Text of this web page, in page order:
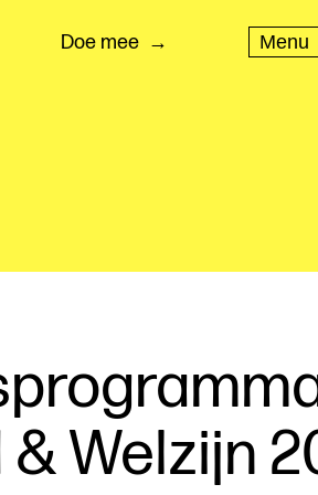
Doe mee Menu
Welzijn